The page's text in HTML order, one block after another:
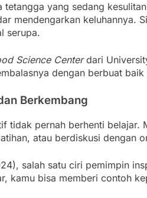
tetangga yang sedang
mendengarkan keluhannya.
serupa.
Science Centerdari
dengan berbuat
Berkembang
tidak pernah berhenti belajar.
atau berdiskusi dengan
salah satu ciri pemimpin
kamu bisa memberi contoh